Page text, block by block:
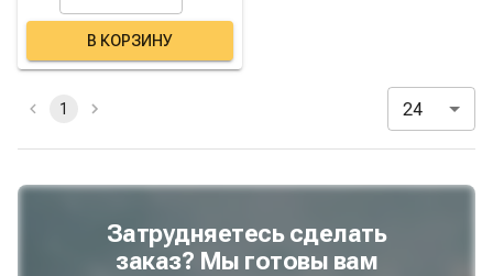
В КОРЗИНУ
1 24
Затрудняетесь сделать
заказ? Мы готовы вам